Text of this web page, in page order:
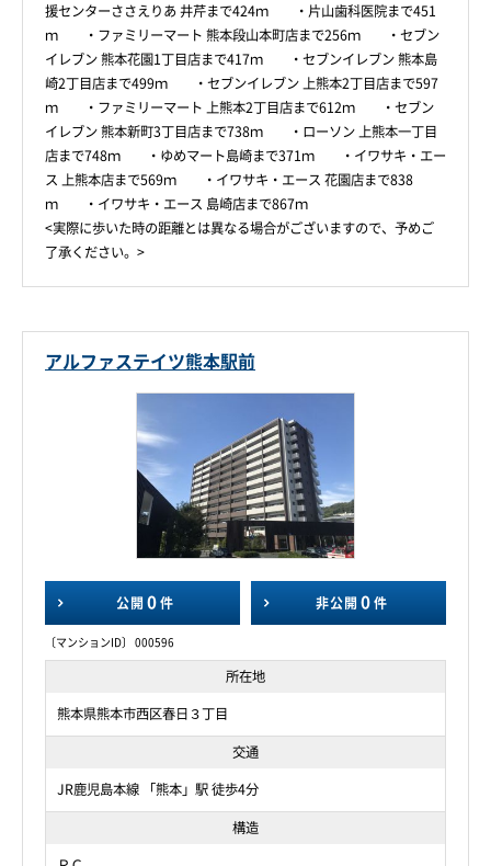
援センターささえりあ 井芹まで424ｍ ・片山歯科医院まで451
ｍ ・ファミリーマート 熊本段山本町店まで256ｍ ・セブン
イレブン 熊本花園1丁目店まで417ｍ ・セブンイレブン 熊本島
崎2丁目店まで499ｍ ・セブンイレブン 上熊本2丁目店まで597
ｍ ・ファミリーマート 上熊本2丁目店まで612ｍ ・セブン
イレブン 熊本新町3丁目店まで738ｍ ・ローソン 上熊本一丁目
店まで748ｍ ・ゆめマート島崎まで371ｍ ・イワサキ・エー
ス 上熊本店まで569ｍ ・イワサキ・エース 花園店まで838
ｍ ・イワサキ・エース 島崎店まで867ｍ
<実際に歩いた時の距離とは異なる場合がございますので、予めご
了承ください。>
アルファステイツ熊本駅前
公開 0 件 非公開 0 件
〔マンションID〕 000596
所在地
熊本県熊本市西区春日３丁目
交通
JR鹿児島本線 「熊本」駅 徒歩4分
構造